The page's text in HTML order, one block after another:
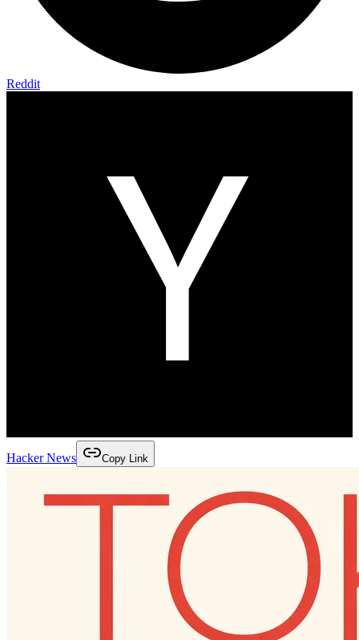
Reddit
Hacker News Copy Link